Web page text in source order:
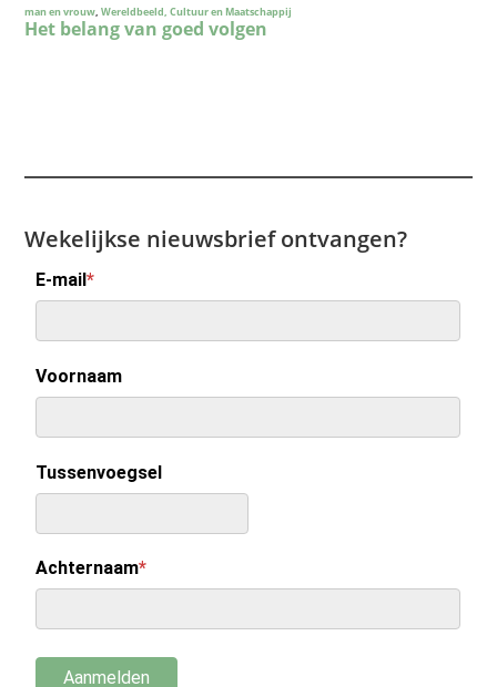
Wekelijkse nieuwsbrief ontvangen?